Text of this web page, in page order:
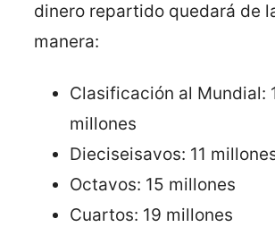
dinero repartido quedará de
manera:
Clasificación al Mundial:
millones
Dieciseisavos: 11
Octavos: 15 millones
Cuartos: 19 millones